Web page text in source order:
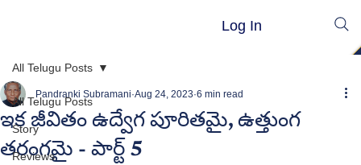
Log In
All Telugu Posts
Story
Reviews
All Telugu Posts
ఇక జీవితం ఉద్వేగ పూరితమై, ఉత్తుంగ
తరంగమై - పార్ట్ 5
Pandranki Subramani Aug 24, 2023 6 min read